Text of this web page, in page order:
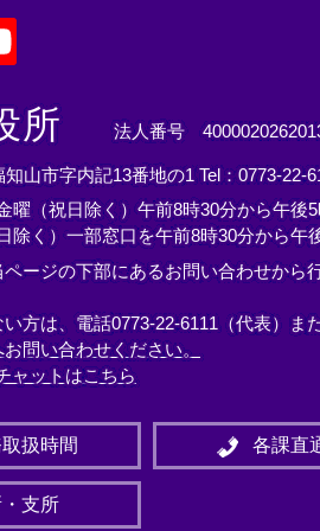
所 法人番号
山市字内記13番地の1 Tel：0773-22-
曜（祝日除く）午前8時30分から午後
除く）一部窓口を午前8時30分から午
ージの下部にあるお問い合わせから
方は、電話0773-22-6111（代表）ま
問い合わせください。
ャットはこちら
扱時間 各課直
支所